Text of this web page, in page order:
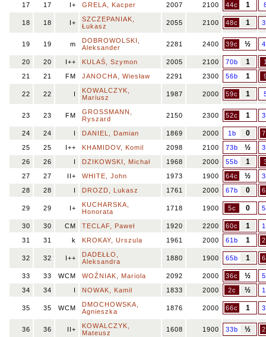
17 17 I+ GRELA, Kacper 2007 2100 44c 1
18 18 I+
SZCZEPANIAK,
Łukasz
2055 2100 48c 1
19 19 m
DOBROWOLSKI,
Aleksander
2281 2400 39c ½
20 20 I++ KULAŚ, Szymon 2005 2100 70b 1
21
21 FM JANOCHA, Wiesław 2291 2300 56b 1
22 22 I
KOWALCZYK,
Mariusz
1987 2000 59c 1
23 23 FM
GROSSMANN,
Ryszard
2150 2300 52c 1
24 24 I DANIEL, Damian 1869 2000 1b 0
25
25 I++ KHAMIDOV, Komil 2098 2100 73b ½
26
26 I DZIKOWSKI, Michał 1968 2000 55b 1
27
27 II+ WHITE, John 1973 1900 64c ½
28
28 I DROZD, Lukasz 1761 2000 67b 0
29 29 I+
KUCHARSKA,
Honorata
1718 1900 5c 0
30 30 CM TECLAF, Paweł 1920 2200 60c 1
31
31 k KROKAY, Urszula 1961 2000 61b 1
32 32 I++
DADEŁŁO,
Aleksandra
1880 1900 65b 1
33 33 WCM WOŹNIAK, Mariola 2092 2000 36c ½
34
34 I NOWAK, Kamil 1833 2000 2c ½
35 35 WCM
DMOCHOWSKA,
Agnieszka
1876 2000 66c 1
36 36 II+
KOWALCZYK,
Mateusz
1608 1900 33b ½